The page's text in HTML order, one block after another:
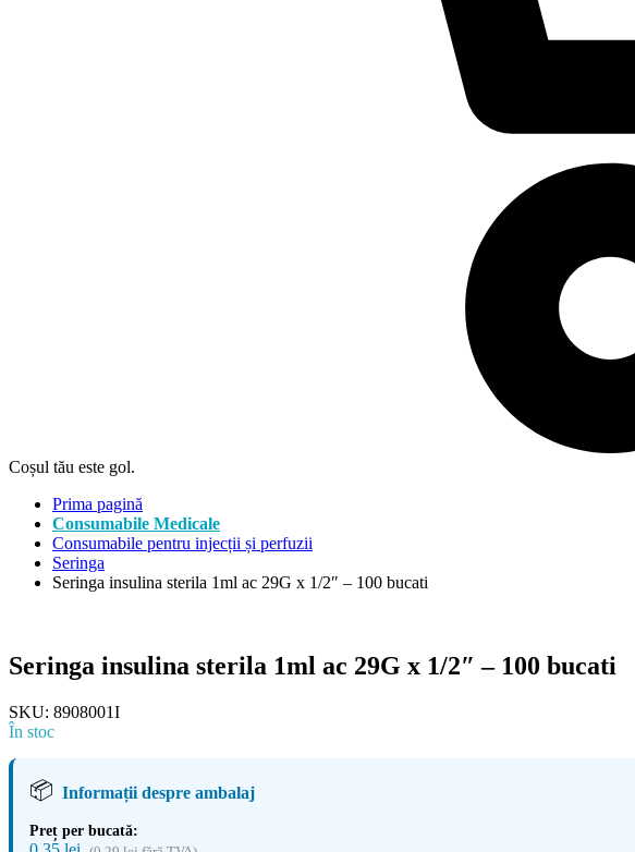
Coșul tău este gol.
Prima pagină
Consumabile Medicale
Consumabile pentru injecții și perfuzii
Seringa
Seringa insulina sterila 1ml ac 29G x 1/2″ – 100 bucati
Seringa insulina sterila 1ml ac 29G x 1/2″ – 100 bucati
SKU: 8908001I
În stoc
📦 Informații despre ambalaj
Preț per bucată: